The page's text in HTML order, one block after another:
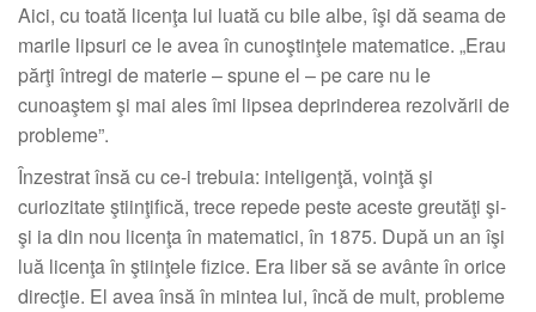
Aici, cu toată licenţa lui luată cu bile albe, îşi dă seama de
marile lipsuri ce le avea în cunoştinţele matematice. „Erau
părţi întregi de materie – spune el – pe care nu le
cunoaştem şi mai ales îmi lipsea deprinderea rezolvării de
probleme”.
Înzestrat însă cu ce-i trebuia: inteligenţă, voinţă şi
curiozitate ştiinţifică, trece repede peste aceste greutăţi şi-
şi ia din nou licenţa în matematici, în 1875. După un an îşi
luă licenţa în ştiinţele fizice. Era liber să se avânte în orice
direcţie. El avea însă în mintea lui, încă de mult, probleme